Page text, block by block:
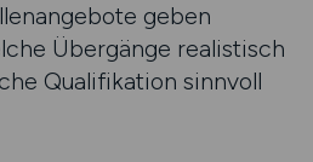
geben
Übergänge realistisch
Qualifikation sinnvoll